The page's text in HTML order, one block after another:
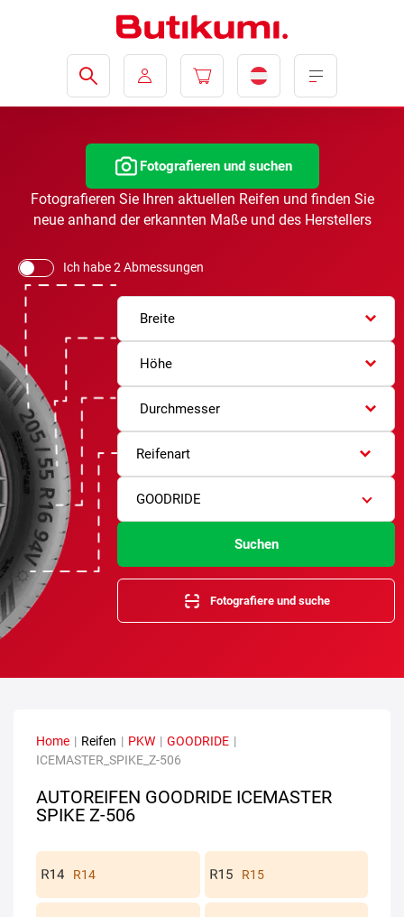
Fotografieren und suchen
Fotografieren Sie Ihren aktuellen Reifen und finden Sie
neue anhand der erkannten Maße und des Herstellers
Ich habe 2 Abmessungen
Breite
Höhe
Durchmesser
Reifenart
GOODRIDE
Suchen
Fotografiere und suche
Home | Reifen | PKW | GOODRIDE |
ICEMASTER_SPIKE_Z-506
AUTOREIFEN GOODRIDE ICEMASTER
SPIKE Z-506
R14 R15